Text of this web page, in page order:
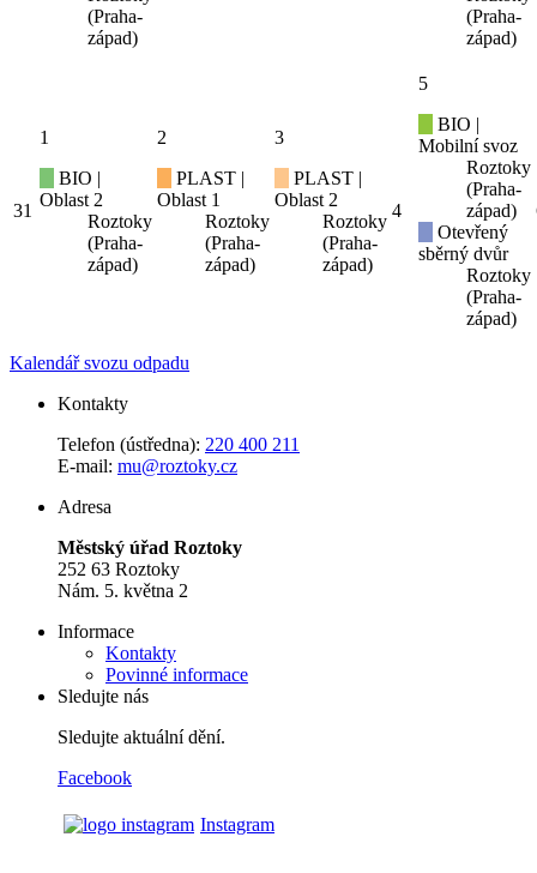
(Praha-
západ)
(Praha-
západ)
31
1
BIO |
Oblast 2
Roztoky
(Praha-
západ)
2
PLAST |
Oblast 1
Roztoky
(Praha-
západ)
3
PLAST |
Oblast 2
Roztoky
(Praha-
západ)
4
5
BIO |
Mobilní svoz
Roztoky
(Praha-
západ)
Otevřený
sběrný dvůr
Roztoky
(Praha-
západ)
Kalendář svozu odpadu
Kontakty
Telefon (ústředna): 220 400 211
E-mail: mu@roztoky.cz
Adresa
Městský úřad Roztoky
252 63 Roztoky
Nám. 5. května 2
Informace
Kontakty
Povinné informace
Sledujte nás
Sledujte aktuální dění.
Facebook
Instagram